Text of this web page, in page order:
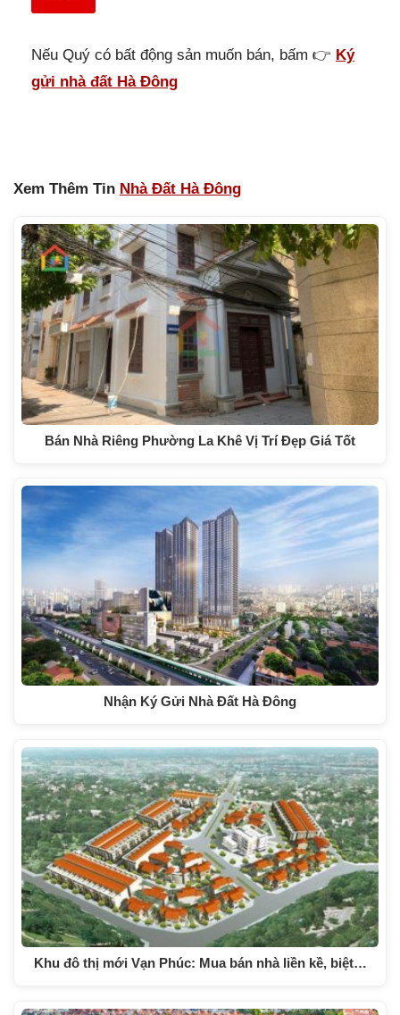
Nếu Quý có bất động sản muốn bán, bấm 👉 Ký
gửi nhà đất Hà Đông
Xem Thêm Tin Nhà Đất Hà Đông
Bán Nhà Riêng Phường La Khê Vị Trí Đẹp Giá Tốt
Nhận Ký Gửi Nhà Đất Hà Đông
Khu đô thị mới Vạn Phúc: Mua bán nhà liền kề, biệt…